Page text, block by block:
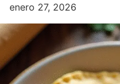
enero 27, 2026